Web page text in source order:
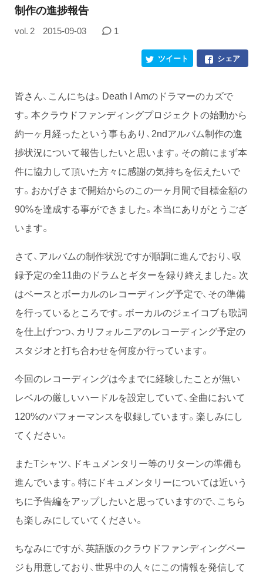
制作の進捗報告
vol. 2 2015-09-03 1
シェア
ツイート
皆さん、こんにちは。Death I Amのドラマーのカズで
す。本クラウドファンディングプロジェクトの始動から
約一ヶ月経ったという事もあり、2ndアルバム制作の進
捗状況について報告したいと思います。その前にまず本
件に協力して頂いた方々に感謝の気持ちを伝えたいで
す。おかげさまで開始からのこの一ヶ月間で目標金額の
90%を達成する事ができました。本当にありがとうござ
います。
さて、アルバムの制作状況ですが順調に進んでおり、収
録予定の全11曲のドラムとギターを録り終えました。次
はベースとボーカルのレコーディング予定で、その準備
を行っているところです。ボーカルのジェイコブも歌詞
を仕上げつつ、カリフォルニアのレコーディング予定の
スタジオと打ち合わせを何度か行っています。
今回のレコーディングは今までに経験したことが無い
レベルの厳しいハードルを設定していて、全曲において
120%のパフォーマンスを収録しています。楽しみにし
てください。
またTシャツ、ドキュメンタリー等のリターンの準備も
進んでいます。特にドキュメンタリーについては近いう
ちに予告編をアップしたいと思っていますので、こちら
も楽しみにしていてください。
ちなみにですが、英語版のクラウドファンディングペー
ジも用意しており、世界中の人々にこの情報を発信して